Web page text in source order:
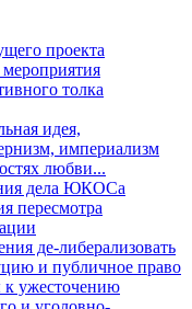
проекта
толка
идея,
империализм
любви...
дела ЮКОСа
пересмотра
де-либерализовать
и публичное право
ужесточению